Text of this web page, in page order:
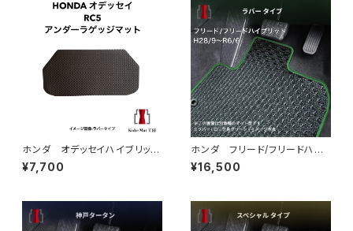
ホンダ オデッセイハイブリッ
ド R5/12〜 RC5 アンダー
ラゲッジマット トランクマッ
¥7,700
ホンダ フリード/フリードハイ
ブリッド H28/9〜R6/6 GB
5/6/7/8 6人/7人乗 フロア
¥16,500